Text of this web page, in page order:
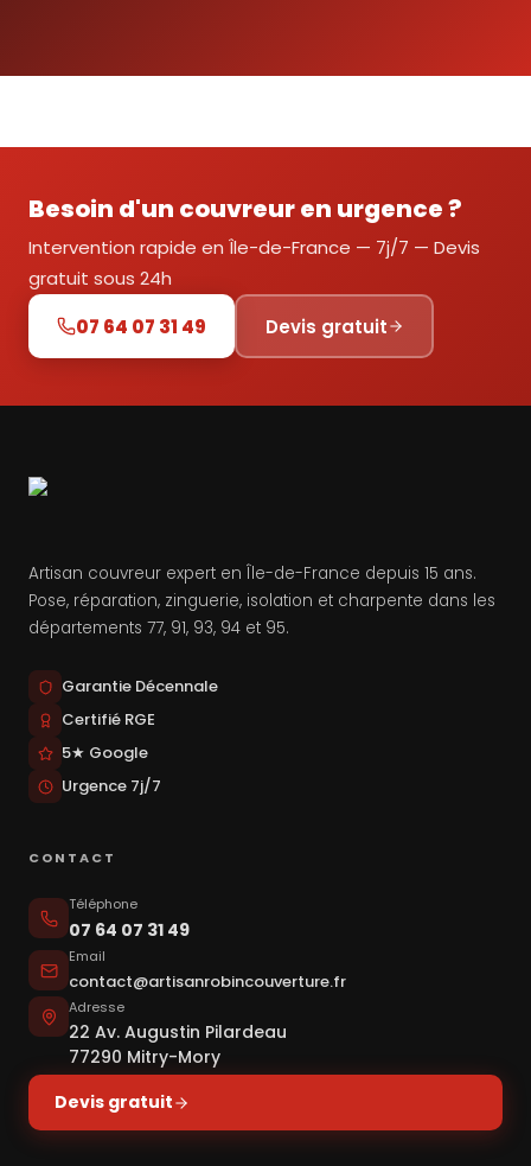
Besoin d'un couvreur en urgence ?
Intervention rapide en Île-de-France — 7j/7 — Devis
gratuit sous 24h
07 64 07 31 49
Devis gratuit
Artisan couvreur expert en Île-de-France depuis 15 ans.
Pose, réparation, zinguerie, isolation et charpente dans les
départements 77, 91, 93, 94 et 95.
Garantie Décennale
Certifié RGE
5★ Google
Urgence 7j/7
CONTACT
Téléphone
07 64 07 31 49
Email
contact@artisanrobincouverture.fr
Adresse
22 Av. Augustin Pilardeau
77290 Mitry-Mory
Devis gratuit